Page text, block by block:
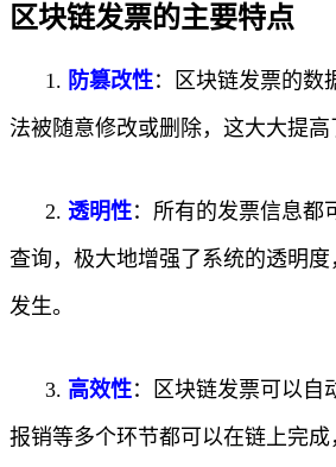
区块链发票的主要特点
1. 防篡改性：区块链发票的数
法被随意修改或删除，这大大提高
2. 透明性：所有的发票信息都
查询，极大地增强了系统的透明
发生。
3. 高效性：区块链发票可以自
报销等多个环节都可以在链上完